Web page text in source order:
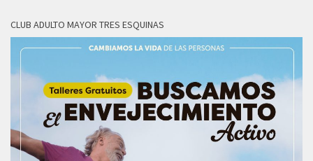
CLUB ADULTO MAYOR TRES ESQUINAS